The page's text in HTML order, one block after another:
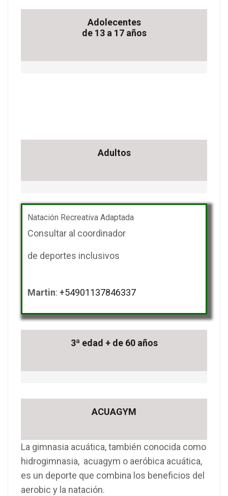
Adolecentes
de 13 a 17 años
Adultos
Natación Recreativa Adaptada
Consultar al coordinador
de deportes inclusivos
Martin: +54901137846337
3ª edad + de 60 años
ACUAGYM
La gimnasia acuática, también conocida como
hidrogimnasia, acuagym o aeróbica acuática,
es un deporte que combina los beneficios del
aerobic y la natación.